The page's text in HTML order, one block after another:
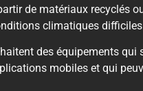
de matériaux recyclés
climatiques
des équipements
mobiles et qui